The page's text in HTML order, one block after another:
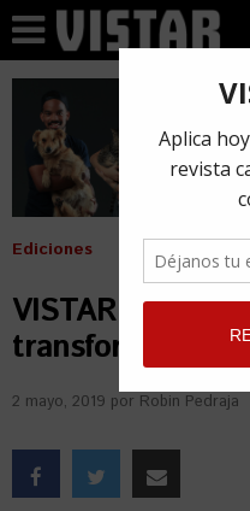
Ediciones
VISTAR
transformarse
2 mayo, 2019 por Robin Pedraja